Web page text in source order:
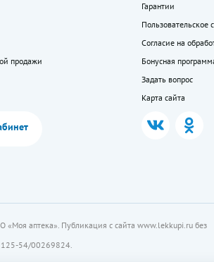
продажи
Гарантии
Пользовательское
Согласие на
Бонусная
Задать вопрос
Карта сайта
«Моя аптека». Публикация с сайта www.lekkupi.ru без
54/00269824.